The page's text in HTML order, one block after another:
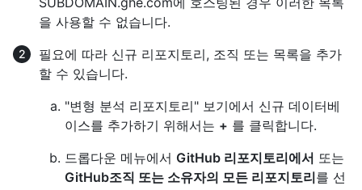
을 사용할 수 없습니다.
필요에 따라 신규 리포지토리, 조직 또는 목록을 추가
할 수 있습니다.
"변형 분석 리포지토리" 보기에서 신규 데이터베
이스를 추가하기 위해서는 + 를 클릭합니다.
드롭다운 메뉴에서 GitHub 리포지토리에서 또는
GitHub조직 또는 소유자의 모든 리포지토리를 선